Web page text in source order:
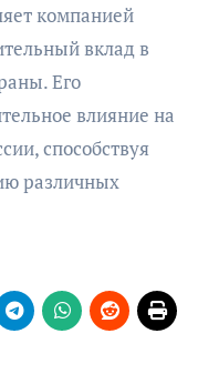
компанией
вклад в
Его
влияние на
способствуя
различных